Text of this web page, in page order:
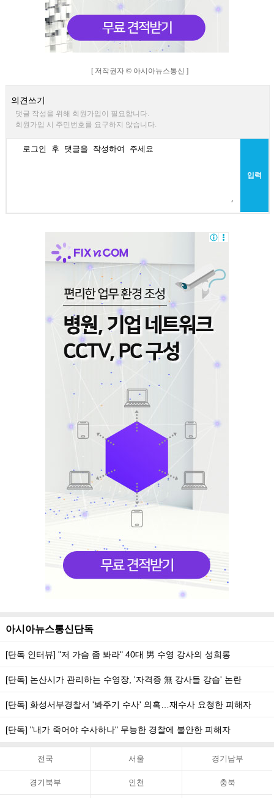
[ 저작권자 © 아시아뉴스통신 ]
의견쓰기
댓글 작성을 위해 회원가입이 필요합니다.
회원가입 시 주민번호를 요구하지 않습니다.
입력
아시아뉴스통신단독
[단독 인터뷰] "저 가슴 좀 봐라" 40대 男 수영 강사의 성희롱
[단독] 논산시가 관리하는 수영장, '자격증 無 강사들 강습' 논란
[단독] 화성서부경찰서 '봐주기 수사' 의혹…재수사 요청한 피해자
[단독] "내가 죽어야 수사하나" 무능한 경찰에 불안한 피해자
전국 서울 경기남부
경기북부 인천 충북